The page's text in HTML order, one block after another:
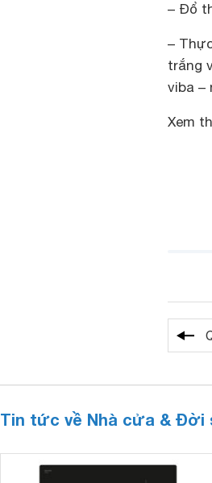
– Đổ
–
trắng
viba –
Xem
Tin tức về Nhà cửa & Đời